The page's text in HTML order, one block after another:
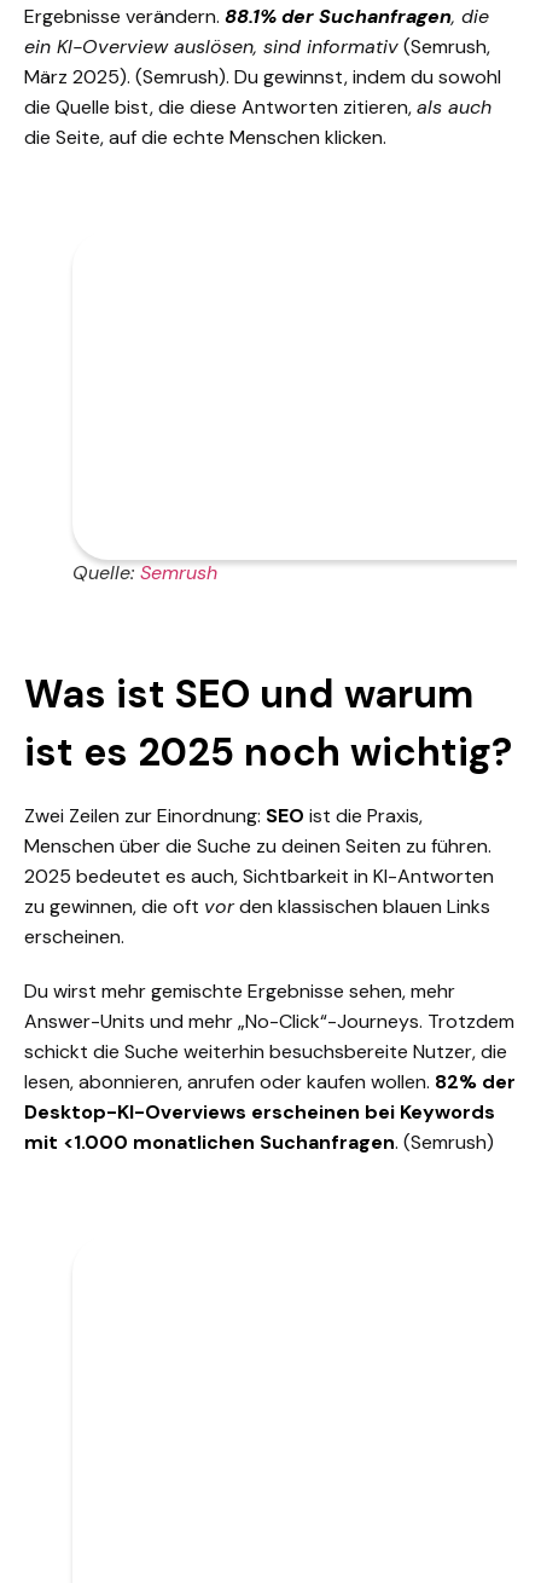
Ergebnisse verändern. 88.1% der Suchanfragen, die
ein KI-Overview auslösen, sind informativ(Semrush,
März 2025). (Semrush). Du gewinnst, indem du sowohl
die Quelle bist, die diese Antworten zitieren,als auch
die Seite, auf die echte Menschen klicken.
Quelle: Semrush
Was ist SEO und warum
ist es 2025 noch wichtig?
Zwei Zeilen zur Einordnung: SEO ist die Praxis,
Menschen über die Suche zu deinen Seiten zu führen.
2025 bedeutet es auch, Sichtbarkeit in KI-Antworten
zu gewinnen, die oft vorden klassischen blauen Links
erscheinen.
Du wirst mehr gemischte Ergebnisse sehen, mehr
Answer-Units und mehr „No-Click“-Journeys. Trotzdem
schickt die Suche weiterhin besuchsbereite Nutzer, die
lesen, abonnieren, anrufen oder kaufen wollen. 82% der
Desktop-KI-Overviews erscheinen bei Keywords
mit <1.000 monatlichen Suchanfragen. (Semrush)